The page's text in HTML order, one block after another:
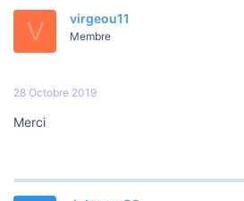
e
d
c
s
n
b
u
V virgeou11
Membre
28 Octobre 2019
Merci